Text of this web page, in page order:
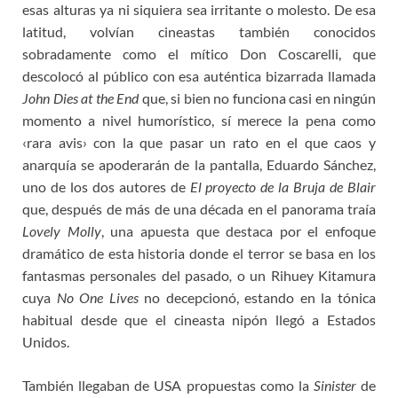
esas alturas ya ni siquiera sea irritante o molesto. De esa
latitud, volvían cineastas también conocidos
sobradamente como el mítico Don Coscarelli, que
descolocó al público con esa auténtica bizarrada llamada
John Dies at the Endque, si bien no funciona casi en ningún
momento a nivel humorístico, sí merece la pena como
‹rara avis› con la que pasar un rato en el que caos y
anarquía se apoderarán de la pantalla, Eduardo Sánchez,
uno de los dos autores de El proyecto de la Bruja de Blair
que, después de más de una década en el panorama traía
Lovely Molly, una apuesta que destaca por el enfoque
dramático de esta historia donde el terror se basa en los
fantasmas personales del pasado, o un Rihuey Kitamura
cuya No One Livesno decepcionó, estando en la tónica
habitual desde que el cineasta nipón llegó a Estados
Unidos.
También llegaban de USA propuestas como laSinisterde